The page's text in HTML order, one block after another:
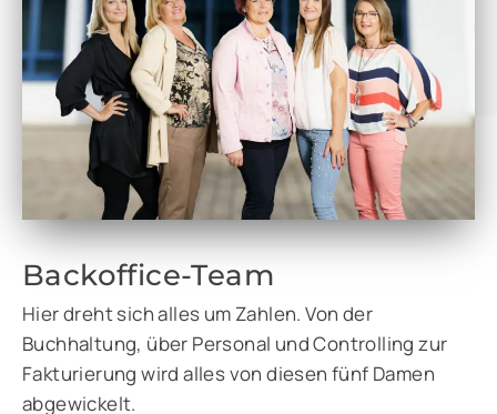
Backoffice-Team
Hier dreht sich alles um Zahlen. Von der
Buchhaltung, über Personal und Controlling zur
Fakturierung wird alles von diesen fünf Damen
abgewickelt.